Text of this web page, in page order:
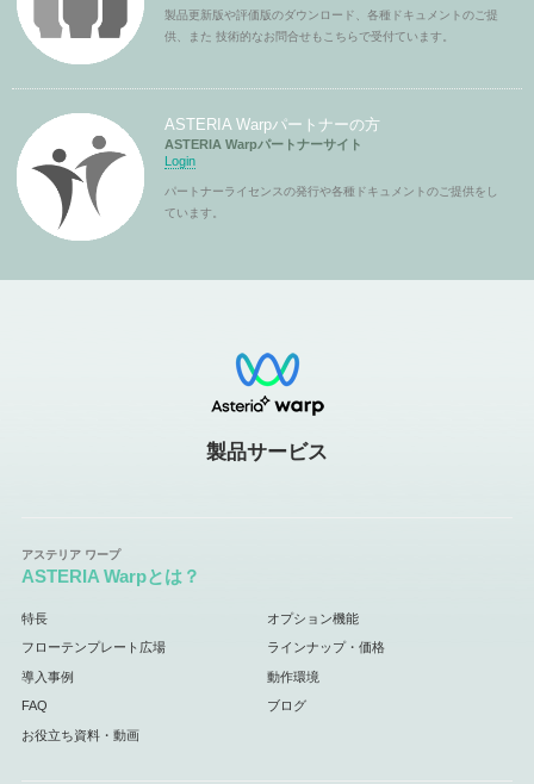
製品更新版や評価版のダウンロード、各種ドキュメントのご提
供、また 技術的なお問合せもこちらで受付ています。
ASTERIA Warpパートナーの方
ASTERIA Warpパートナーサイト
Login
パートナーライセンスの発行や各種ドキュメントのご提供をし
ています。
製品サービス
ASTERIA Warpとは？
特長 オプション機能
フローテンプレート広場 ラインナップ・価格
導入事例 動作環境
FAQ ブログ
お役立ち資料・動画